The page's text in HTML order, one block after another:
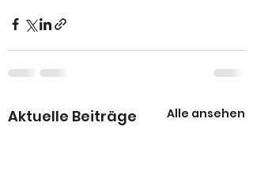
Aktuelle Beiträge Alle ansehen